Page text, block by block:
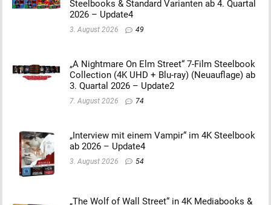
Steelbooks & Standard Varianten ab 4. Quartal
2026 – Update4
3. August 2026 49
„A Nightmare On Elm Street“ 7-Film Steelbook
Collection (4K UHD + Blu-ray) (Neuauflage) ab
3. Quartal 2026 – Update2
7. August 2026 74
„Interview mit einem Vampir“ im 4K Steelbook
ab 2026 – Update4
3. August 2026 54
„The Wolf of Wall Street“ in 4K Mediabooks &